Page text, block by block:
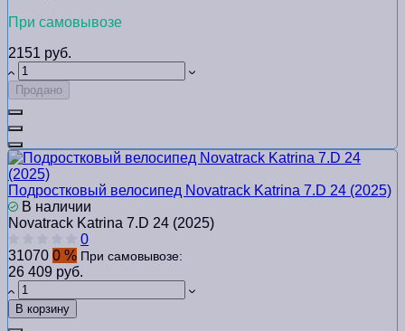
При самовывозе
2151 руб.
Продано
Подростковый велосипед Novatrack Katrina 7.D 24 (2025)
В наличии
Novatrack Katrina 7.D 24 (2025)
0
31070 0 % При самовывозе:
26 409 руб.
В корзину